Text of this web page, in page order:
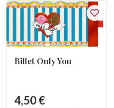
Billet Only You
4,50 €